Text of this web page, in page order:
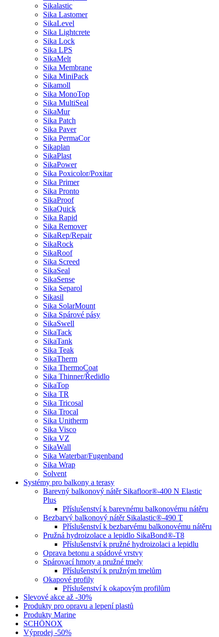
Sikalastic
Sika Lastomer
SikaLevel
Sika Lightcrete
Sika Lock
Sika LPS
SikaMelt
Sika Membrane
Sika MiniPack
Sikamoll
Sika MonoTop
Sika MultiSeal
SikaMur
Sika Patch
Sika Paver
Sika PermaCor
Sikaplan
SikaPlast
SikaPower
Sika Poxicolor/Poxitar
Sika Primer
Sika Pronto
SikaProof
SikaQuick
Sika Rapid
Sika Remover
SikaRep/Repair
SikaRock
SikaRoof
Sika Screed
SikaSeal
SikaSense
Sika Separol
Sikasil
Sika SolarMount
Sika Spárové pásy
SikaSwell
SikaTack
SikaTank
Sika Teak
SikaTherm
Sika ThermoCoat
Sika Thinner/Ředidlo
SikaTop
Sika TR
Sika Tricosal
Sika Trocal
Sika Unitherm
Sika Visco
Sika VZ
SikaWall
Sika Waterbar/Fugenband
Sika Wrap
Solvent
Systémy pro balkony a terasy
Barevný balkonový nátěr Sikafloor®-400 N Elastic
Plus
Příslušenství k barevnému balkonovému nátěru
Bezbarvý balkonový nátěr Sikalastic®-490 T
Příslušenství k bezbarvému balkonovému nátěru
Pružná hydroizolace a lepidlo SikaBond®-T8
Příslušenství k pružné hydroizolaci a lepidlu
Oprava betonu a spádové vrstvy
Spárovací hmoty a pružné tmely
Příslušenství k pružným tmelům
Okapové profily
Příslušenství k okapovým profilům
Slevové akce až -30%
Produkty pro opravu a lepení plastů
Produkty Marine
SCHÖNOX
Výprodej -50%